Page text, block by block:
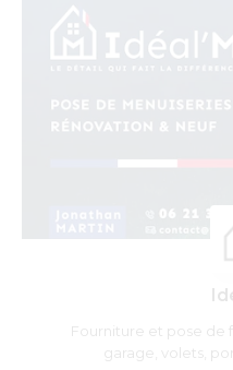
Fourniture et pose de
garage, volets,